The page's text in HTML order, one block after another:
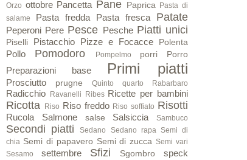
Orzo ottobre Pancetta Pane Paprica Pasta di
salame
Pasta fredda Pasta fresca Patate
Peperoni Pere Pesce Pesche Piatti unici
Piselli Pistacchio Pizze e Focacce Polenta
Pollo Pomodoro Pompelmo porri Porro
Preparazioni base Primi piatti
Prosciutto prugne Quinto quarto Rabarbaro
Radicchio Ravanelli Ribes Ricette per bambini
Ricotta Riso Riso freddo Riso soffiato Risotti
Rucola Salmone salse Salsiccia Sambuco
Secondi piatti Sedano Sedano rapa Semi di
chia Semi di papavero Semi di zucca Semi vari
Sesamo
settembre Sfizi Sgombro
speck